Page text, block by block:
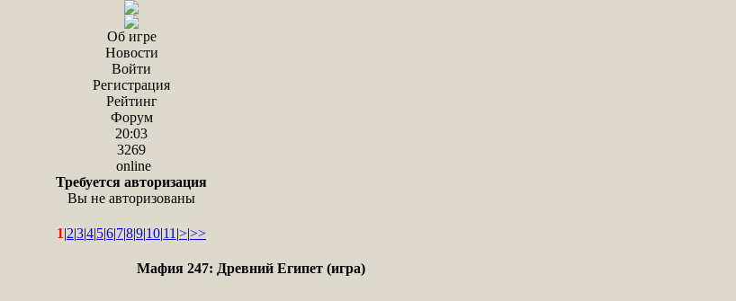
Об игре
Новости
Войти
Регистрация
Рейтинг
Форум
20:03
3269
online
Требуется авторизация
Вы не авторизованы
1|2|3|4|5|6|7|8|9|10|11 |>|>>
Мафия 247: Древний Египет (игра)